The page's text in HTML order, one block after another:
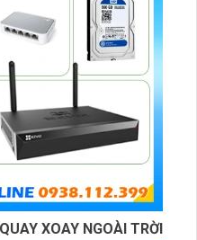
XOAY NGOÀI TRỜI